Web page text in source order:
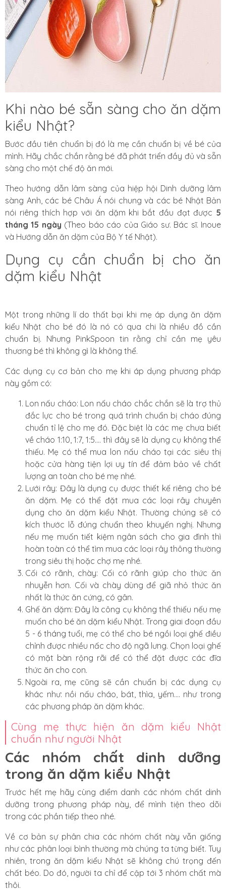
Khi nào bé sẵn sàng cho ăn dặm
kiểu Nhật?
Bước đầu tiên chuẩn bị đó là mẹ cần chuẩn bị về bé của
mình. Hãy chắc chắn rằng bé đã phát triển đầy đủ và sẵn
sàng cho một chế độ ăn mới.
Theo hướng dẫn lâm sàng của hiệp hội Dinh dưỡng lâm
sàng Anh, các bé Châu Á nói chung và các bé Nhật Bản
nói riêng thích hợp với ăn dặm khi bắt đầu đạt được 5
tháng 15 ngày (Theo báo cáo của Giáo sư. Bác sĩ. Inoue
và Hướng dẫn ăn dặm của Bộ Y tế Nhật).
Dụng cụ cần chuẩn bị cho ăn
dặm kiểu Nhật
Một trong những lí do thất bại khi mẹ áp dụng ăn dặm
kiểu Nhật cho bé đó là nó có qua chi là nhiều đồ cần
chuẩn bị. Nhưng PinkSpoon tin rằng chỉ cần mẹ yêu
thương bé thì không gì là không thể.
Các dụng cụ cơ bản cho mẹ khi áp dụng phương pháp
này gồm có:
Lon nấu cháo: Lon nấu cháo chắc chắn sẽ là trợ thủ
đắc lực cho bé trong quá trình chuẩn bị cháo đúng
chuẩn tỉ lệ cho mẹ đó. Đặc biệt là các mẹ chưa biết
về cháo 1:10, 1:7, 1:5.... thì đây sẽ là dụng cụ không thể
thiếu. Mẹ có thể mua lon nấu cháo tại các siêu thị
hoặc cửa hàng tiện lợi uy tín để đảm bảo về chất
lượng an toàn cho bé mẹ nhé.
Lưới rây: Đây là dụng cụ được thiết kế riêng cho bé
ăn dặm. Mẹ có thể đặt mua các loại rây chuyên
dụng cho ăn dặm kiểu Nhật. Thường chúng sẽ có
kích thước lỗ đúng chuẩn theo khuyến nghị. Nhưng
nếu mẹ muốn tiết kiệm ngân sách cho gia đình thì
hoàn toàn có thể tìm mua các loại rây thông thường
trong siêu thị hoặc chợ mẹ nhé.
Cối có rãnh, chày: Cối có rãnh giúp cho thức ăn
nhuyễn hơn. Cối và chày dùng để giã nhỏ thức ăn
nhất là thức ăn cứng, có gân.
Ghế ăn dặm: Đây là công cụ không thể thiếu nếu mẹ
muốn cho bé ăn dặm kiểu Nhật. Trong giai đoạn đầu
5 - 6 tháng tuổi, mẹ có thể cho bé ngồi loại ghế điều
chỉnh được nhiều nấc cho độ ngã lưng. Chọn loại ghế
có mặt bàn rộng rãi để có thể đặt được các đĩa
thức ăn cho con.
Ngoài ra, mẹ cũng sẽ cần chuẩn bị các dụng cụ
khác như: nồi nấu cháo, bát, thìa, yếm.... như trong
các phương pháp ăn dặm khác.
Cùng mẹ thực hiện ăn dặm kiểu Nhật
chuẩn như người Nhật
Các nhóm chất dinh dưỡng
trong ăn dặm kiểu Nhật
Trước hết mẹ hãy cùng điểm danh các nhóm chất dinh
dưỡng trong phương pháp này, để mình tiện theo dõi
trong các phần tiếp theo nhé.
Về cơ bản sự phân chia các nhóm chất này vẫn giống
như các phân loại bình thường mà chúng ta từng biết. Tuy
nhiên, trong ăn dặm kiểu Nhật sẽ không chú trọng đến
chất béo. Do đó, người ta chỉ để cập tới 3 nhóm chất mà
thôi.